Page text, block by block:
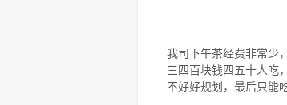
我司下午茶经费非常少，
三四百块钱四五十人吃，
不好好规划，最后只能